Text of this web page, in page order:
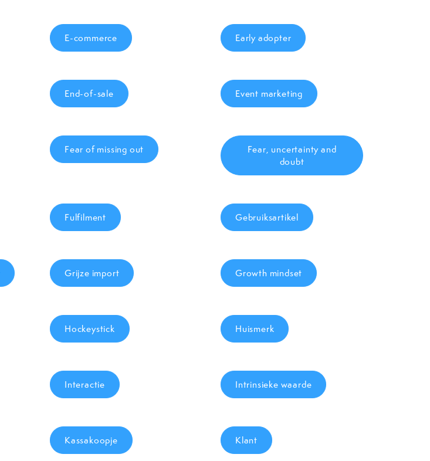
E-commerce Early adopter
End-of-sale Event marketing
Fear of missing out
Fear, uncertainty and
doubt
Fulfilment Gebruiksartikel
Grijze import Growth mindset
Hockeystick Huismerk
Interactie Intrinsieke waarde
Kassakoopje Klant